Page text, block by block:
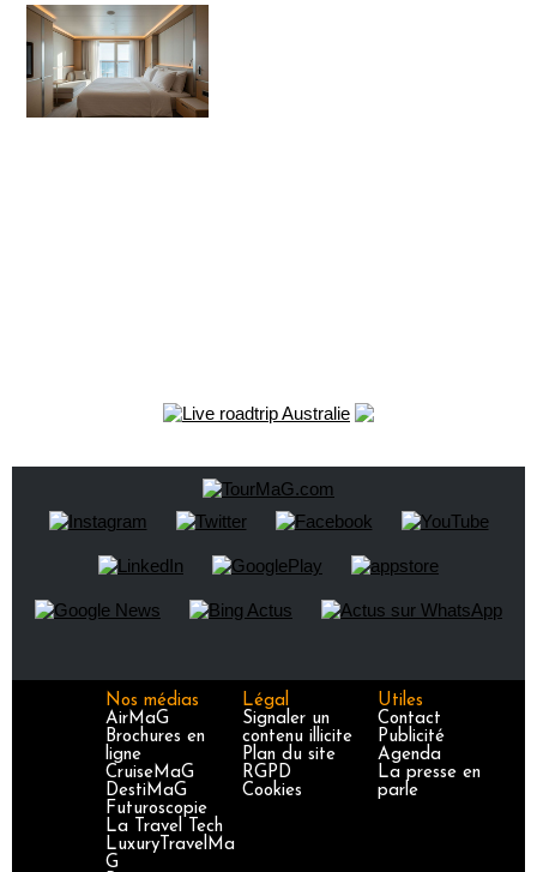
Nos médias
AirMaG
Brochures en
ligne
CruiseMaG
DestiMaG
Futuroscopie
La Travel Tech
LuxuryTravelMa
G
Légal
Signaler un
contenu illicite
Plan du site
RGPD
Cookies
Utiles
Contact
Publicité
Agenda
La presse en
parle